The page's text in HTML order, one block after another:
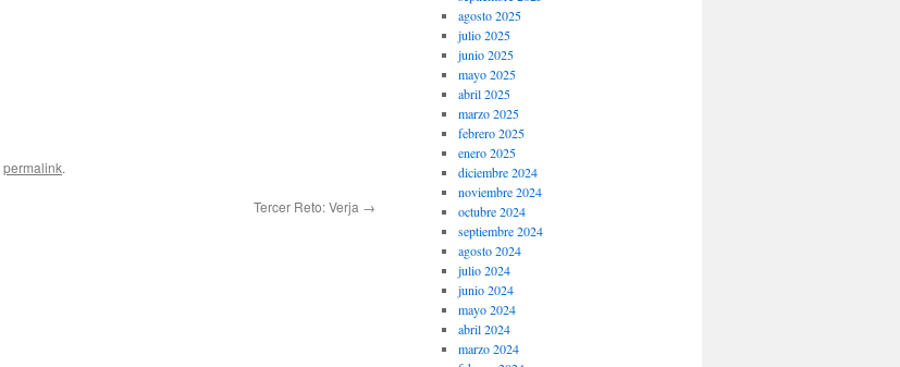
permalink.
Tercer Reto: Verja →
agosto 2025
julio 2025
junio 2025
mayo 2025
abril 2025
marzo 2025
febrero 2025
enero 2025
diciembre 2024
noviembre 2024
octubre 2024
septiembre 2024
agosto 2024
julio 2024
junio 2024
mayo 2024
abril 2024
marzo 2024